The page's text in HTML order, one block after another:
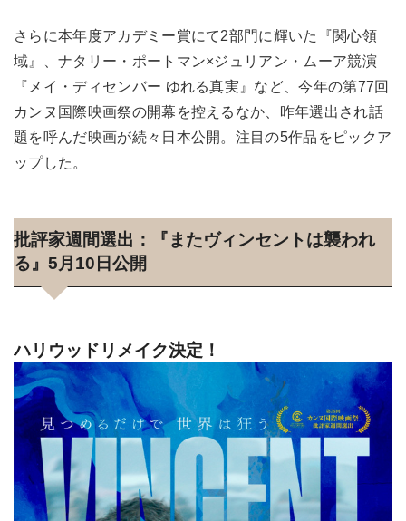
さらに本年度アカデミー賞にて2部門に輝いた『関心領
域』、ナタリー・ポートマン×ジュリアン・ムーア競演
『メイ・ディセンバー ゆれる真実』など、今年の第77回
カンヌ国際映画祭の開幕を控えるなか、昨年選出され話
題を呼んだ映画が続々日本公開。注目の5作品をピックア
ップした。
批評家週間選出：『またヴィンセントは襲われ
る』5月10日公開
ハリウッドリメイク決定！